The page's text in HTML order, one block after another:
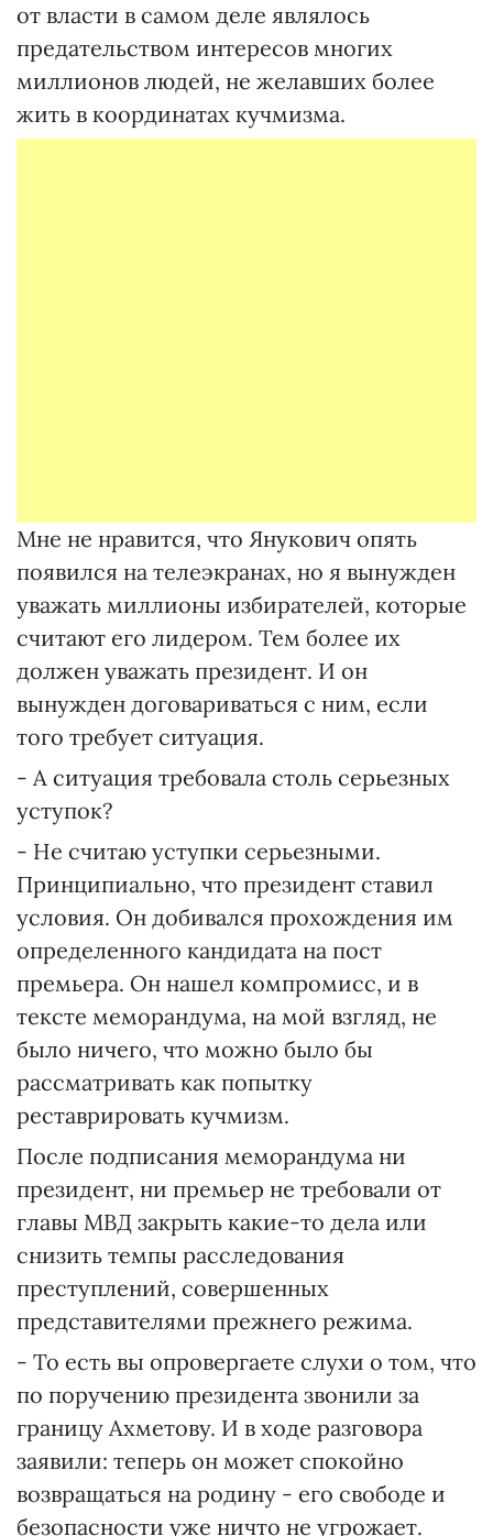
от власти в самом деле являлось
предательством интересов многих
миллионов людей, не желавших более
жить в координатах кучмизма.
Мне не нравится, что Янукович опять
появился на телеэкранах, но я вынужден
уважать миллионы избирателей, которые
считают его лидером. Тем более их
должен уважать президент. И он
вынужден договариваться с ним, если
того требует ситуация.
- А ситуация требовала столь серьезных
уступок?
- Не считаю уступки серьезными.
Принципиально, что президент ставил
условия. Он добивался прохождения им
определенного кандидата на пост
премьера. Он нашел компромисс, и в
тексте меморандума, на мой взгляд, не
было ничего, что можно было бы
рассматривать как попытку
реставрировать кучмизм.
После подписания меморандума ни
президент, ни премьер не требовали от
главы МВД закрыть какие-то дела или
снизить темпы расследования
преступлений, совершенных
представителями прежнего режима.
- То есть вы опровергаете слухи о том, что
по поручению президента звонили за
границу Ахметову. И в ходе разговора
заявили: теперь он может спокойно
возвращаться на родину - его свободе и
безопасности уже ничто не угрожает.